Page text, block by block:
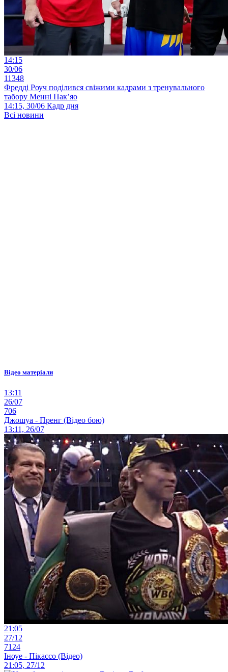
14:15
30/06
11348
Фредді Роуч поділився свіжими кадрами з тренувального
табору Менні Пак’яо
14:15, 30/06 Кадр дня
Всі новини
Відео матеріали
13:11
26/07
706
Джошуа - Пренг (Відео бою)
13:11, 26/07
21:05
27/12
7124
Іноуе - Пікассо (Відео)
21:05, 27/12